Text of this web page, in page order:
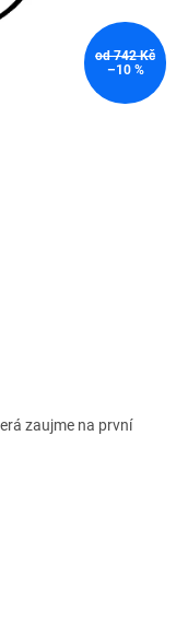
od 742 Kč
–10 %
zaujme na první